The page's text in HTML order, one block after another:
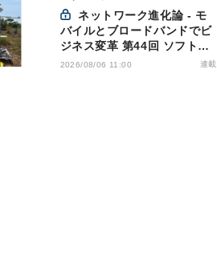
ネットワーク進化論 - モ
バイルとブロードバンドでビ
ジネス変革 第44回 ソフトバ
ンクが「HAPS」のプレ商用
2026/08/06 11:00 連載